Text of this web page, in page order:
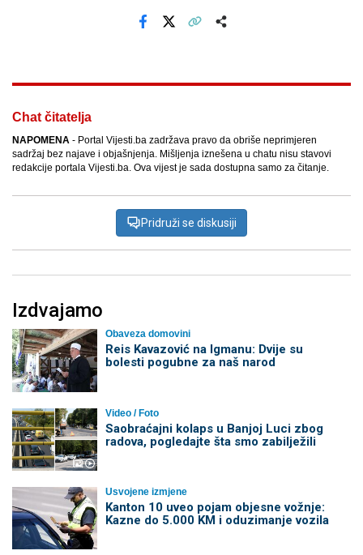
Chat čitatelja
NAPOMENA - Portal Vijesti.ba zadržava pravo da obriše neprimjeren
sadržaj bez najave i objašnjenja. Mišljenja iznešena u chatu nisu stavovi
redakcije portala Vijesti.ba. Ova vijest je sada dostupna samo za čitanje.
Pridruži se diskusiji
Izdvajamo
Obaveza domovini
Reis Kavazović na Igmanu: Dvije su
bolesti pogubne za naš narod
Video / Foto
Saobraćajni kolaps u Banjoj Luci zbog
radova, pogledajte šta smo zabilježili
Usvojene izmjene
Kanton 10 uveo pojam objesne vožnje:
Kazne do 5.000 KM i oduzimanje vozila